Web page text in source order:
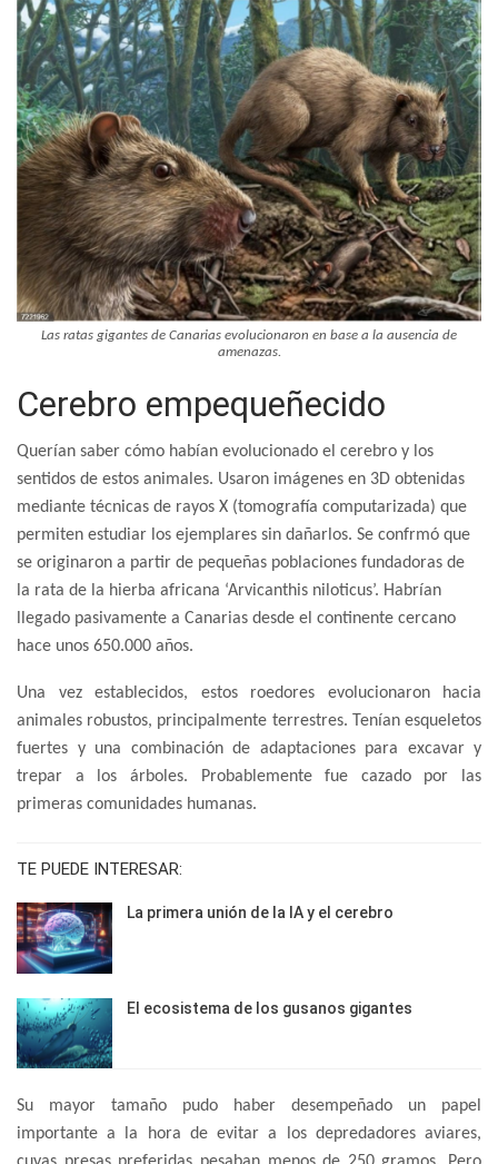
Las ratas gigantes de Canarias evolucionaron en base a la ausencia de
amenazas.
Cerebro empequeñecido
Querían saber cómo habían evolucionado el cerebro y los
sentidos de estos animales. Usaron imágenes en 3D obtenidas
mediante técnicas de rayos X (tomografía computarizada) que
permiten estudiar los ejemplares sin dañarlos. Se confrmó que
se originaron a partir de pequeñas poblaciones fundadoras de
la rata de la hierba africana ‘Arvicanthis niloticus’. Habrían
llegado pasivamente a Canarias desde el continente cercano
hace unos 650.000 años.
Una vez establecidos, estos roedores evolucionaron hacia
animales robustos, principalmente terrestres. Tenían esqueletos
fuertes y una combinación de adaptaciones para excavar y
trepar a los árboles. Probablemente fue cazado por las
primeras comunidades humanas.
TE PUEDE INTERESAR:
La primera unión de la IA y el cerebro
El ecosistema de los gusanos gigantes
Su mayor tamaño pudo haber desempeñado un papel
importante a la hora de evitar a los depredadores aviares,